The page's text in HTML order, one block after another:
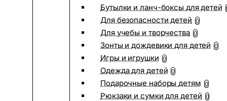
Бутылки и ланч-боксы для детей
Для безопасности детей 0
Для учебы и творчества 0
Зонты и дождевики для детей 0
Игры и игрушки 0
Одежда для детей 0
Подарочные наборы детям 0
Рюкзаки и сумки для детей 0